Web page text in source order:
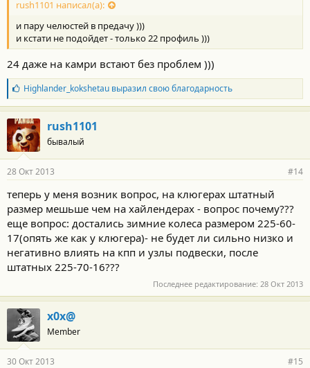
rush1101 написал(а):
и пару челюстей в предачу )))
и кстати не подойдет - только 22 профиль )))
24 даже на камри встают без проблем )))
Б
л
а
г
о
д
а
н
с
т
и
Highlander_kokshetauвыразил свою благодарность
rush1101
бывалый
28 Окт 2013 #14
теперь у меня возник вопрос, на клюгерах штатный
размер мешьше чем на хайлендерах - вопрос почему???
еще вопрос: достались зимние колеса размером 225-60-
17(опять же как у клюгера)- не будет ли сильно низко и
негативно влиять на кпп и узлы подвески, после
штатных 225-70-16???
Последнее редактирование: 28 Окт 2013
x0x@
Member
30 Окт 2013 #15